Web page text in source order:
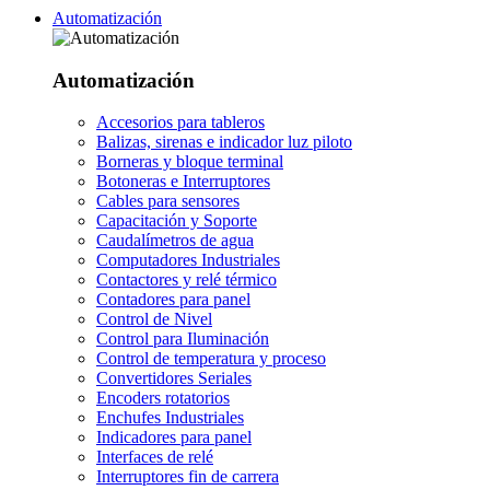
Automatización
Automatización
Accesorios para tableros
Balizas, sirenas e indicador luz piloto
Borneras y bloque terminal
Botoneras e Interruptores
Cables para sensores
Capacitación y Soporte
Caudalímetros de agua
Computadores Industriales
Contactores y relé térmico
Contadores para panel
Control de Nivel
Control para Iluminación
Control de temperatura y proceso
Convertidores Seriales
Encoders rotatorios
Enchufes Industriales
Indicadores para panel
Interfaces de relé
Interruptores fin de carrera